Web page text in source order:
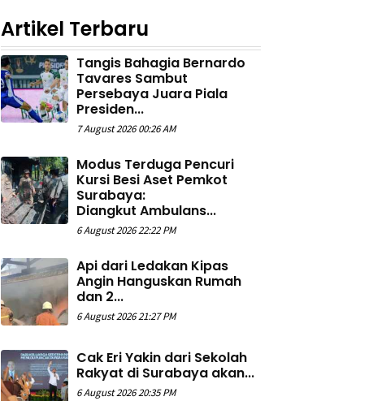
Artikel Terbaru
Tangis Bahagia Bernardo
Tavares Sambut
Persebaya Juara Piala
Presiden...
7 August 2026 00:26 AM
Modus Terduga Pencuri
Kursi Besi Aset Pemkot
Surabaya:
Diangkut Ambulans...
6 August 2026 22:22 PM
Api dari Ledakan Kipas
Angin Hanguskan Rumah
dan 2...
6 August 2026 21:27 PM
Cak Eri Yakin dari Sekolah
Rakyat di Surabaya akan...
6 August 2026 20:35 PM